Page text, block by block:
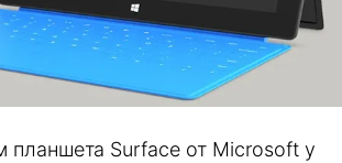
планшета Surface от Microsoft у